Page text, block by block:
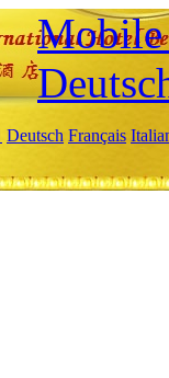
Mobile
Deutsch Français